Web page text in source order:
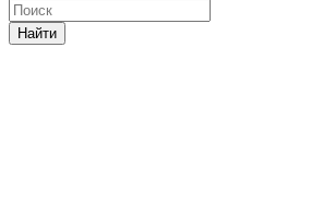
Найти